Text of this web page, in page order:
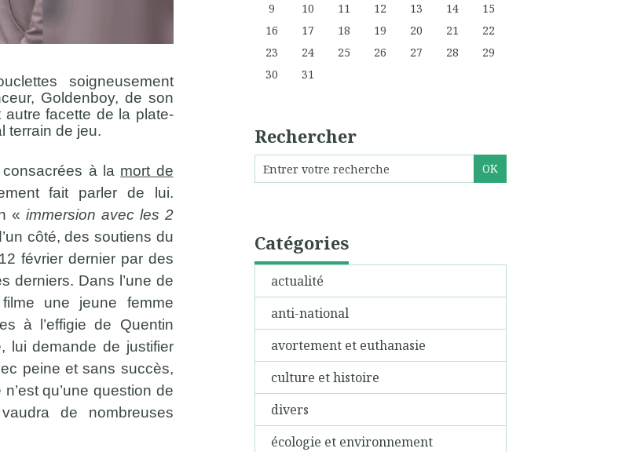
soigneusement
Goldenboy, de son
facette de la plate-
terrain de jeu.
à la mort de
fait parler de lui.
« immersion avec les 2
côté, des soutiens du
février dernier par des
derniers. Dans l’une de
une jeune femme
à l’effigie de Quentin
lui demande de justifier
peine et sans succès,
qu’une question de
de nombreuses
9
10 11 12 13 14
15
16
17 18 19 20 21
22
23
24 25 26 27 28
29
30
31
Rechercher
Catégories
actualité
anti-national
avortement et euthanasie
culture et histoire
divers
écologie et environnement